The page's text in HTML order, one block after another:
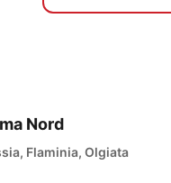
Nord
Flaminia, Olgiata